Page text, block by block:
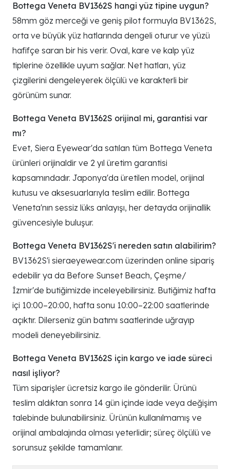
Bottega Veneta BV1362S hangi yüz tipine uygun?
58mm göz merceği ve geniş pilot formuyla BV1362S,
orta ve büyük yüz hatlarında dengeli oturur ve yüzü
hafifçe saran bir his verir. Oval, kare ve kalp yüz
tiplerine özellikle uyum sağlar. Net hatları, yüz
çizgilerini dengeleyerek ölçülü ve karakterli bir
görünüm sunar.
Bottega Veneta BV1362S orijinal mi, garantisi var
mı?
Evet, Siera Eyewear'da satılan tüm Bottega Veneta
ürünleri orijinaldir ve 2 yıl üretim garantisi
kapsamındadır. Japonya'da üretilen model, orijinal
kutusu ve aksesuarlarıyla teslim edilir. Bottega
Veneta'nın sessiz lüks anlayışı, her detayda orijinallik
güvencesiyle buluşur.
Bottega Veneta BV1362S'i nereden satın alabilirim?
BV1362S'i sieraeyewear.com üzerinden online sipariş
edebilir ya da Before Sunset Beach, Çeşme/
İzmir'de butiğimizde inceleyebilirsiniz. Butiğimiz hafta
içi 10:00–20:00, hafta sonu 10:00–22:00 saatlerinde
açıktır. Dilerseniz gün batımı saatlerinde uğrayıp
modeli deneyebilirsiniz.
Bottega Veneta BV1362S için kargo ve iade süreci
nasıl işliyor?
Tüm siparişler ücretsiz kargo ile gönderilir. Ürünü
teslim aldıktan sonra 14 gün içinde iade veya değişim
talebinde bulunabilirsiniz. Ürünün kullanılmamış ve
orijinal ambalajında olması yeterlidir; süreç ölçülü ve
sorunsuz şekilde tamamlanır.